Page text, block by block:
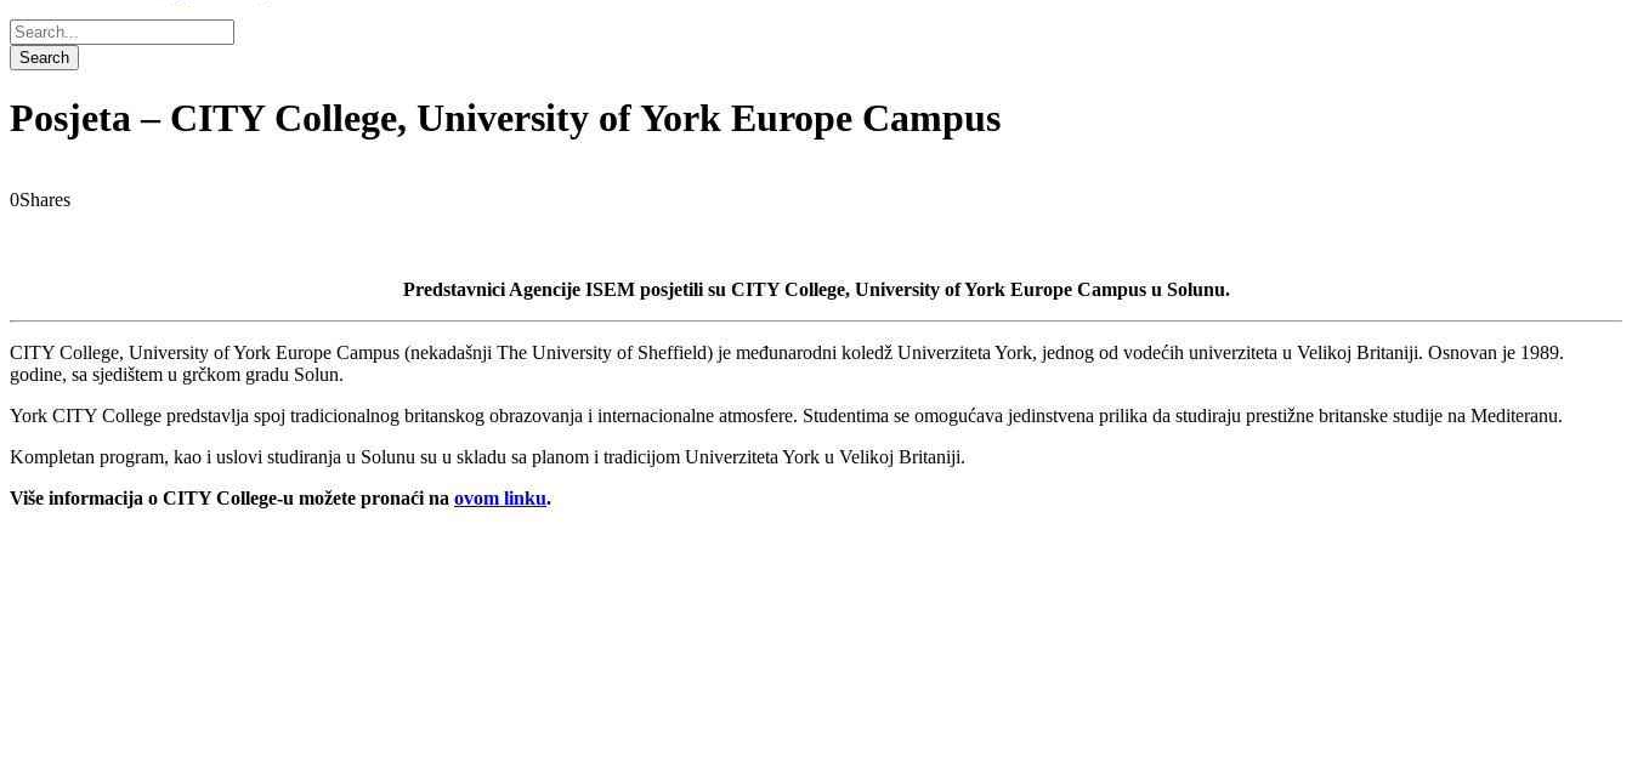
Posjeta – CITY College, University of York Europe Campus
0Shares
Predstavnici Agencije ISEM posjetili su CITY College, University of York Europe Campus u Solunu.
CITY College, University of York Europe Campus (nekadašnji The University of Sheffield) je međunarodni koledž Univerziteta York, jednog od vodećih univerziteta u Velikoj Britaniji. Osnovan je 1989.
godine, sa sjedištem u grčkom gradu Solun.
York CITY College predstavlja spoj tradicionalnog britanskog obrazovanja i internacionalne atmosfere. Studentima se omogućava jedinstvena prilika da studiraju prestižne britanske studije na Mediteranu.
Kompletan program, kao i uslovi studiranja u Solunu su u skladu sa planom i tradicijom Univerziteta York u Velikoj Britaniji.
Više informacija o CITY College-u možete pronaći na ovom linku.